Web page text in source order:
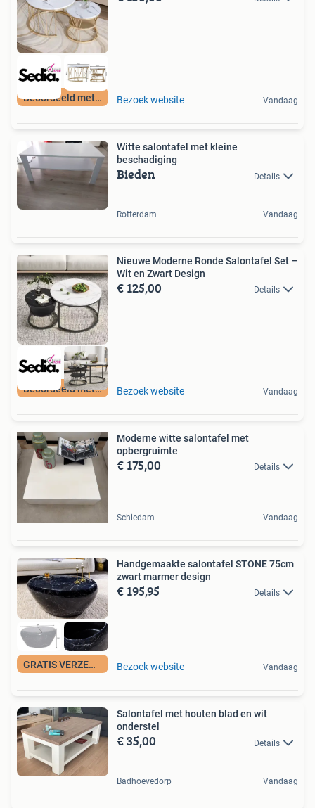
Beoordeeld met 9+ Bezoek website Vandaag
Witte salontafel met kleine
beschadiging
Bieden Details
Rotterdam Vandaag
Beoordeeld met 9+
Nieuwe Moderne Ronde Salontafel Set –
Wit en Zwart Design
€ 125,00 Details
Bezoek website Vandaag
Moderne witte salontafel met
opbergruimte
€ 175,00 Details
Schiedam Vandaag
GRATIS VERZENDING
Handgemaakte salontafel STONE 75cm
zwart marmer design
€ 195,95 Details
Bezoek website Vandaag
Salontafel met houten blad en wit
onderstel
€ 35,00 Details
Badhoevedorp Vandaag